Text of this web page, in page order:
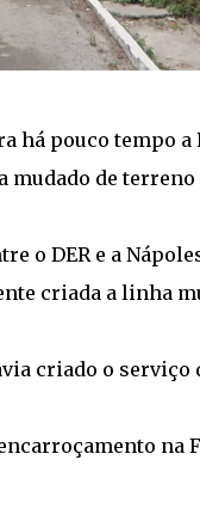
há pouco tempo
mudado de
o DER e a
criada a linha
criado o serviço
na